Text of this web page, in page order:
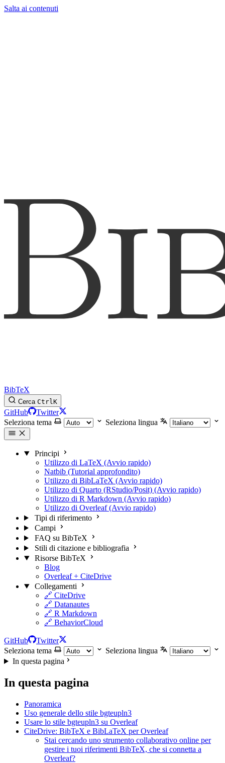
Salta ai contenuti
BibTeX
Cerca CtrlK
GitHub
Twitter
Seleziona tema
Seleziona lingua
Principi
Utilizzo di LaTeX (Avvio rapido)
Natbib (Tutorial approfondito)
Utilizzo di BibLaTeX (Avvio rapido)
Utilizzo di Quarto (RStudio/Posit) (Avvio rapido)
Utilizzo di R Markdown (Avvio rapido)
Utilizzo di Overleaf (Avvio rapido)
Tipi di riferimento
Campi
FAQ su BibTeX
Stili di citazione e bibliografia
Risorse BibTeX
Blog
Overleaf + CiteDrive
Collegamenti
🔗 CiteDrive
🔗 Datanautes
🔗 R Markdown
🔗 BehaviorCloud
GitHub
Twitter
Seleziona tema
Seleziona lingua
In questa pagina
In questa pagina
Panoramica
Uso generale dello stile bgteupln3
Usare lo stile bgteupln3 su Overleaf
CiteDrive: BibTeX e BibLaTeX per Overleaf
Stai cercando uno strumento collaborativo online per
gestire i tuoi riferimenti BibTeX, che si connetta a
Overleaf?